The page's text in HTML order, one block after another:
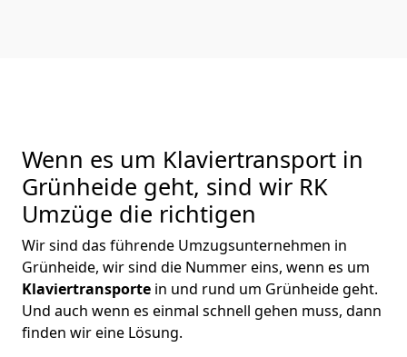
Wenn es um Klaviertransport in
Grünheide geht, sind wir RK
Umzüge die richtigen
Wir sind das führende Umzugsunternehmen in
Grünheide, wir sind die Nummer eins, wenn es um
Klaviertransporte in und rund um Grünheide geht.
Und auch wenn es einmal schnell gehen muss, dann
finden wir eine Lösung.